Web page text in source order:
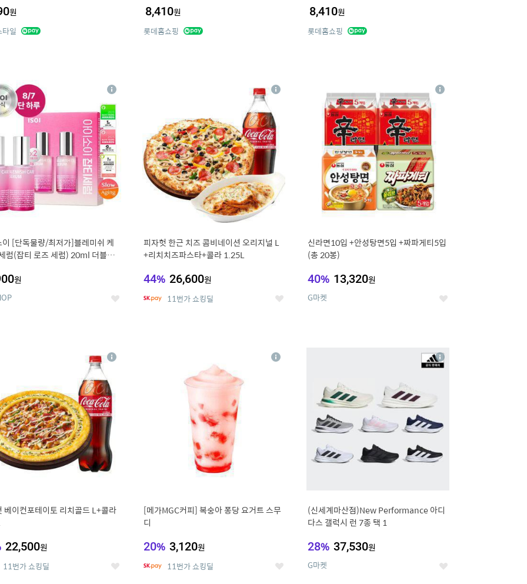
원
일
8,410원
롯데홈쇼핑
8,410원
롯데홈쇼핑
[단독물량/최저가]블레미쉬 케
럼(잡티 로즈 세럼) 20ml 더블기
원
좋
상
세
피자헛 한근 치즈 콤비네이션 오리지널 L
+리치치즈파스타+콜라 1.25L
44% 26,600원
11번가 쇼킹딜 좋
상
신라면10입 +안성탕면5입 +짜파게티5입
(총 20봉)
40% 13,320원
G마켓 좋
상
베이컨포테이토 리치골드 L+콜라
22,500원
11번가 쇼킹딜 좋
상
[메가MGC커피] 복숭아 퐁당 요거트 스무
디
20% 3,120원
11번가 쇼킹딜 좋
상
(신세계마산점)New Performance 아디
다스 갤럭시 런 7종 택 1
28% 37,530원
G마켓 좋
상
세